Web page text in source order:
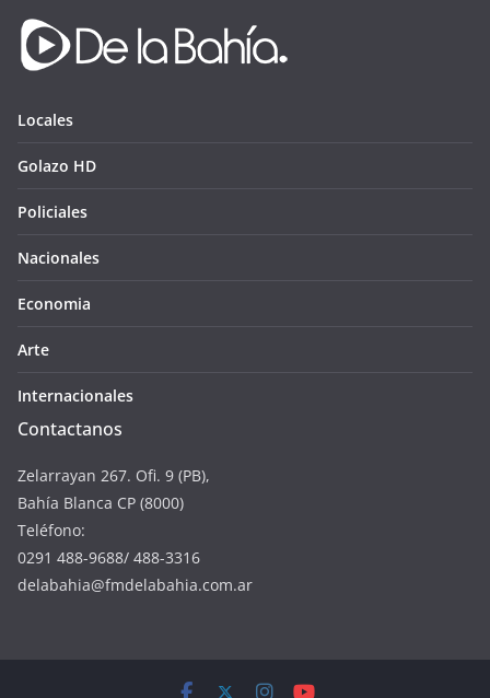
Locales
Golazo HD
Policiales
Nacionales
Economia
Arte
Internacionales
Contactanos
Zelarrayan 267. Ofi. 9 (PB),
Bahía Blanca CP (8000)
Teléfono:
0291 488-9688/ 488-3316
delabahia@fmdelabahia.com.ar